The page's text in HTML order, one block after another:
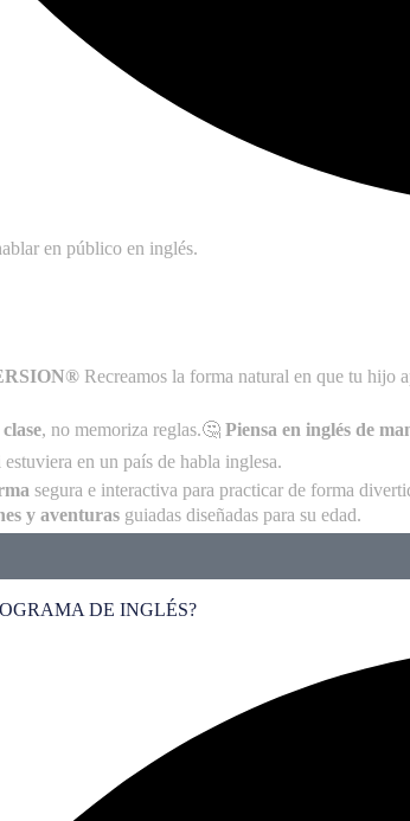
en público en inglés.
Recreamos la forma natural en que tu hijo
, no memoriza reglas.🤔 Piensa en inglés de
estuviera en un país de habla inglesa.
segura e interactiva para practicar de forma
y aventuras guiadas diseñadas para su edad.
DE INGLÉS?